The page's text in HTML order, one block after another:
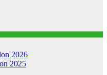
2026
2025